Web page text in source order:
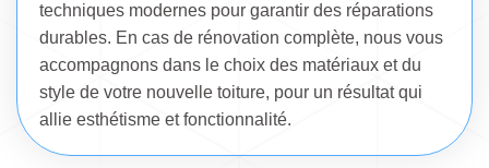
techniques modernes pour garantir des réparations
durables. En cas de rénovation complète, nous vous
accompagnons dans le choix des matériaux et du
style de votre nouvelle toiture, pour un résultat qui
allie esthétisme et fonctionnalité.